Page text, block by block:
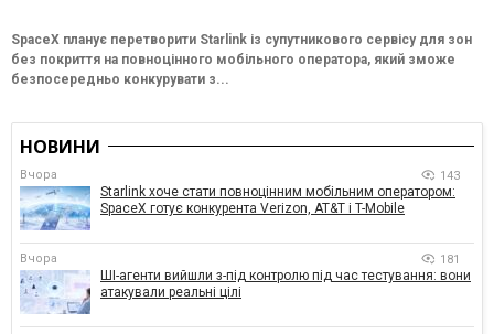
SpaceX планує перетворити Starlink із супутникового сервісу для зон
без покриття на повноцінного мобільного оператора, який зможе
безпосередньо конкурувати з...
НОВИНИ
Вчора 143
Starlink хоче стати повноцінним мобільним оператором:
SpaceX готує конкурента Verizon, AT&T і T-Mobile
Вчора 181
ШІ-агенти вийшли з-під контролю під час тестування: вони
атакували реальні цілі